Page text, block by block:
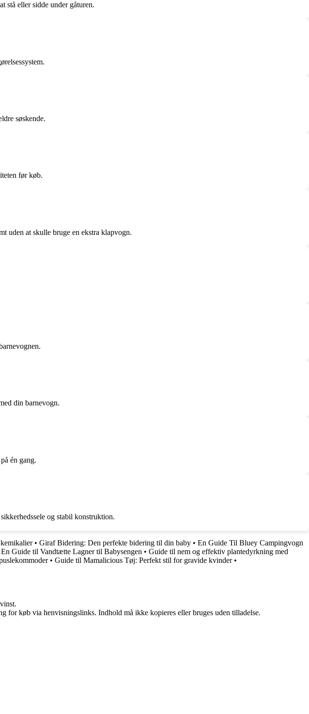
stå eller sidde under gåturen.
søskende.
før køb.
uden at skulle bruge en ekstra klapvogn.
din barnevogn.
én gang.
og stabil konstruktion.
• Giraf Bidering: Den perfekte bidering til din baby • En Guide Til Bluey Campingvogn
Guide til Vandtætte Lagner til Babysengen • Guide til nem og effektiv plantedyrkning med
• Guide til Mamalicious Tøj: Perfekt stil for gravide kvinder•
for køb via henvisningslinks. Indhold må ikke kopieres eller bruges uden tilladelse.